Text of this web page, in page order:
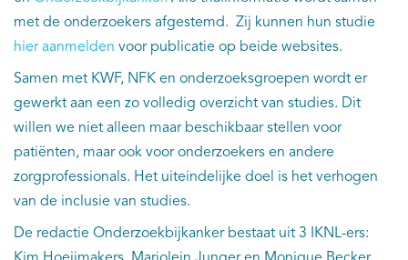
met de onderzoekers afgestemd. Zij kunnen hun studie
hier aanmelden voor publicatie op beide websites.
Samen met KWF, NFK en onderzoeksgroepen wordt er
gewerkt aan een zo volledig overzicht van studies. Dit
willen we niet alleen maar beschikbaar stellen voor
patiënten, maar ook voor onderzoekers en andere
zorgprofessionals. Het uiteindelijke doel is het verhogen
van de inclusie van studies.
De redactie Onderzoekbijkanker bestaat uit 3 IKNL-ers: